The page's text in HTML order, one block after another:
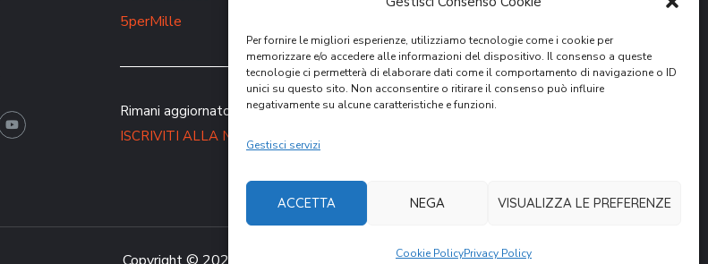
Per fornire le migliori esperienze, utilizziamo tecnologie come i cookie per
memorizzare e/o accedere alle informazioni del dispositivo. Il consenso a queste
tecnologie ci permetterà di elaborare dati come il comportamento di navigazione o ID
unici su questo sito. Non acconsentire o ritirare il consenso può influire
negativamente su alcune caratteristiche e funzioni.
Gestisci servizi
ACCETTA NEGA VISUALIZZA LE PREFERENZE
Cookie PolicyPrivacy Policy
5perMille
Rimani aggiornato sulle nostre attività.
ISCRIVITI ALLA NEWSLETTER